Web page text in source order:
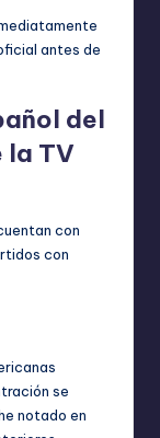
antes de
del
la TV
con
con
se
notado en